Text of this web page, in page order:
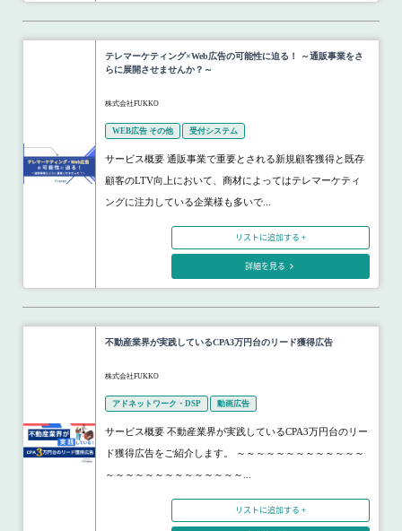
テレマーケティング×Web広告の可能性に迫る！ ～通販事業をさ
らに展開させませんか？～
株式会社FUKKO
WEB広告 その他 受付システム
サービス概要 通販事業で重要とされる新規顧客獲得と既存
顧客のLTV向上において、商材によってはテレマーケティ
ングに注力している企業様も多いで...
リストに追加する +
詳細を見る
不動産業界が実践しているCPA3万円台のリード獲得広告
株式会社FUKKO
アドネットワーク・DSP 動画広告
サービス概要 不動産業界が実践しているCPA3万円台のリー
ド獲得広告をご紹介します。 ～～～～～～～～～～～～～
～～～～～～～～～～～～～～...
リストに追加する +